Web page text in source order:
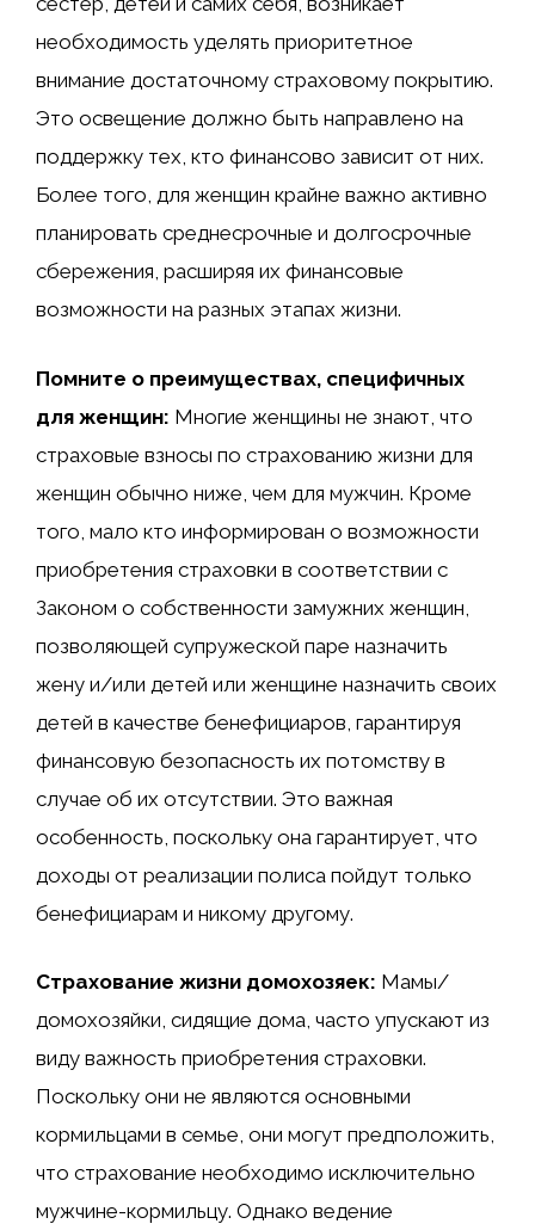
необходимость уделять приоритетное
внимание достаточному страховому покрытию.
Это освещение должно быть направлено на
поддержку тех, кто финансово зависит от них.
Более того, для женщин крайне важно активно
планировать среднесрочные и долгосрочные
сбережения, расширяя их финансовые
возможности на разных этапах жизни.
Помните о преимуществах, специфичных
для женщин: Многие женщины не знают, что
страховые взносы по страхованию жизни для
женщин обычно ниже, чем для мужчин. Кроме
того, мало кто информирован о возможности
приобретения страховки в соответствии с
Законом о собственности замужних женщин,
позволяющей супружеской паре назначить
жену и/или детей или женщине назначить своих
детей в качестве бенефициаров, гарантируя
финансовую безопасность их потомству в
случае об их отсутствии. Это важная
особенность, поскольку она гарантирует, что
доходы от реализации полиса пойдут только
бенефициарам и никому другому.
Страхование жизни домохозяек: Мамы/
домохозяйки, сидящие дома, часто упускают из
виду важность приобретения страховки.
Поскольку они не являются основными
кормильцами в семье, они могут предположить,
что страхование необходимо исключительно
мужчине-кормильцу. Однако ведение